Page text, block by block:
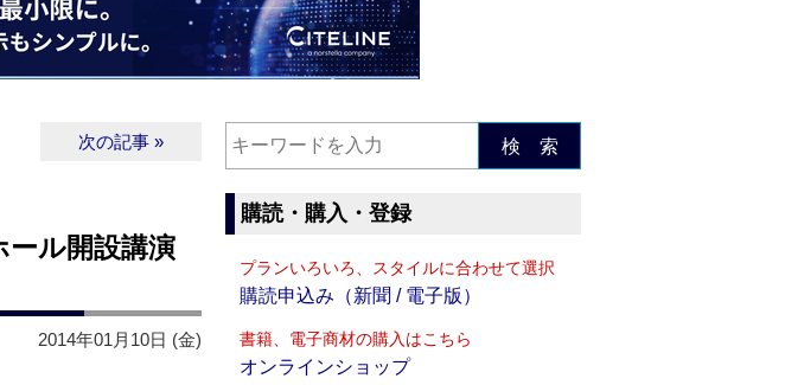
次の記事 »
ール開設講演
2014年01月10日 (金)
検 索
購読・購入・登録
プランいろいろ、スタイルに合わせて選択
購読申込み（新聞 / 電子版）
書籍、電子商材の購入はこちら
オンラインショップ